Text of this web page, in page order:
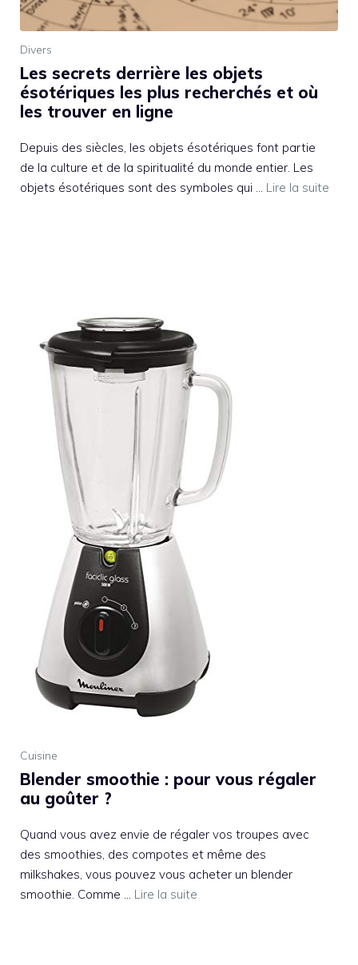
Divers
Les secrets derrière les objets
ésotériques les plus recherchés et où
les trouver en ligne
Depuis des siècles, les objets ésotériques font partie
de la culture et de la spiritualité du monde entier. Les
objets ésotériques sont des symboles qui … Lire la suite
Cuisine
Blender smoothie : pour vous régaler
au goûter ?
Quand vous avez envie de régaler vos troupes avec
des smoothies, des compotes et même des
milkshakes, vous pouvez vous acheter un blender
smoothie. Comme … Lire la suite